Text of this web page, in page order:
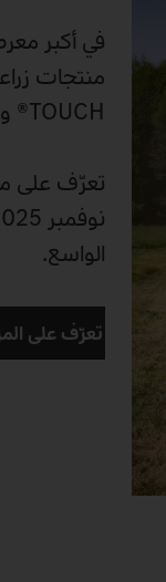
TOUCH® وأنظمة المساعدة الحديثة والتطبيقات العملية للاستخدام طوال العام.
الواسع.
تعرّف على